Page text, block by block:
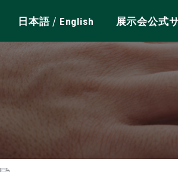
日本語/ English 展示会公式